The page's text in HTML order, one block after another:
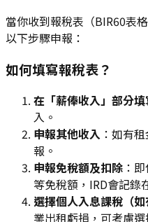
當你收到報稅表（BIR60表
以下步驟申報：
如何填寫報稅表？
在「薪俸收入」部分填
入。
申報其他收入 ：如有
報。
申報免稅額及扣除 ：
等免稅額，IRD會記錄
選擇個人入息課稅（如
業出租虧損，可考慮